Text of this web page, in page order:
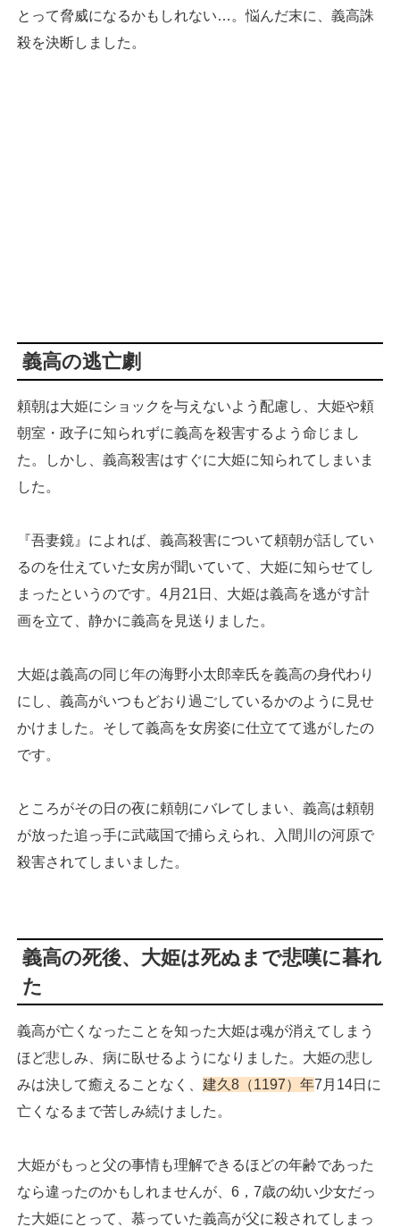
とって脅威になるかもしれない…。悩んだ末に、義高誅
殺を決断しました。
義高の逃亡劇
頼朝は大姫にショックを与えないよう配慮し、大姫や頼
朝室・政子に知られずに義高を殺害するよう命じまし
た。しかし、義高殺害はすぐに大姫に知られてしまいま
した。
『吾妻鏡』によれば、義高殺害について頼朝が話してい
るのを仕えていた女房が聞いていて、大姫に知らせてし
まったというのです。4月21日、大姫は義高を逃がす計
画を立て、静かに義高を見送りました。
大姫は義高の同じ年の海野小太郎幸氏を義高の身代わり
にし、義高がいつもどおり過ごしているかのように見せ
かけました。そして義高を女房姿に仕立てて逃がしたの
です。
ところがその日の夜に頼朝にバレてしまい、義高は頼朝
が放った追っ手に武蔵国で捕らえられ、入間川の河原で
殺害されてしまいました。
義高の死後、大姫は死ぬまで悲嘆に暮れ
た
義高が亡くなったことを知った大姫は魂が消えてしまう
ほど悲しみ、病に臥せるようになりました。大姫の悲し
みは決して癒えることなく、 建久8（1197）年7月14日に
亡くなるまで苦しみ続けました。
大姫がもっと父の事情も理解できるほどの年齢であった
なら違ったのかもしれませんが、6，7歳の幼い少女だっ
た大姫にとって、慕っていた義高が父に殺されてしまっ